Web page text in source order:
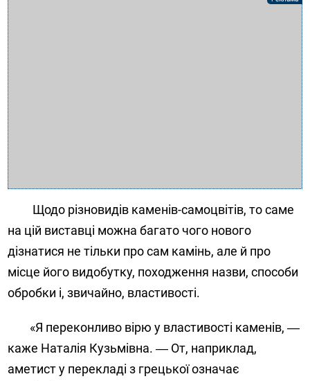
Щодо різновидів каменів-самоцвітів, то саме
на цій виставці можна багато чого нового
дізнатися не тільки про сам камінь, але й про
місце його видобутку, походження назви, способи
обробки і, звичайно, властивості.
«Я переконливо вірю у властивості каменів, ―
каже Наталія Кузьмівна. ― От, наприклад,
аметист у перекладі з грецької означає